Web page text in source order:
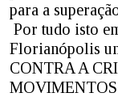
para a
Por tudo isto
Florianópolis
CONTRA A